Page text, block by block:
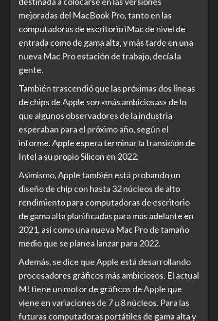
mejoradas del MacBook Pro, tanto en las
computadoras de escritorio iMac de nivel de
entrada como de gama alta, y más tarde en una
nueva ‌Mac Pro‌ estación de trabajo, decía la
gente.
También trascendió que las próximas dos líneas
de chips de Apple son «más ambiciosas» de lo
que algunos observadores de la industria
esperaban para el próximo año, según el
informe. Apple espera terminar la transición de
Intel a su propio Silicon en 2022.
Asimismo, Apple también está probando un
diseño de chip con hasta 32 núcleos de alto
rendimiento para computadoras de escritorio
de gama alta planificadas para más adelante en
2021, así como una nueva Mac Pro de tamaño
medio que se planea lanzar para 2022.
Además, se dice que Apple está desarrollando
procesadores gráficos más ambiciosos. El actual
M! tiene un motor de gráficos de Apple que
viene en variaciones de 7 u 8 núcleos. Para las
futuras computadoras portátiles de gama alta y